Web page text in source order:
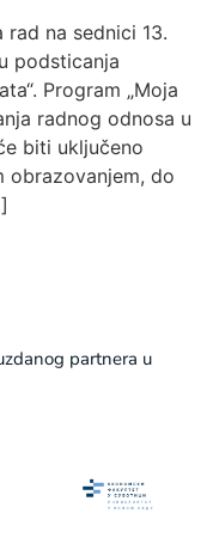
na sednici 13.
podsticanja
Program „Moja
radnog odnosa u
biti uključeno
obrazovanjem, do
partnera u